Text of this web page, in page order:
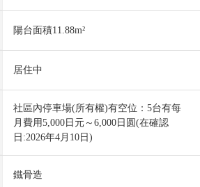
陽台面積11.88m²
居住中
社區內停車場(所有權)有空位：5台有每
月費用5,000日元～6,000日圆(在確認
日:2026年4月10日)
鐵骨造